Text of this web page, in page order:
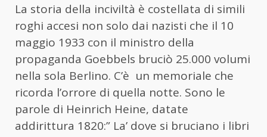
La storia della inciviltà è costellata di simili
roghi accesi non solo dai nazisti che il 10
maggio 1933 con il ministro della
propaganda Goebbels bruciò 25.000 volumi
nella sola Berlino. C’è un memoriale che
ricorda l’orrore di quella notte. Sono le
parole di Heinrich Heine, datate
addirittura 1820:” La’ dove si bruciano i libri